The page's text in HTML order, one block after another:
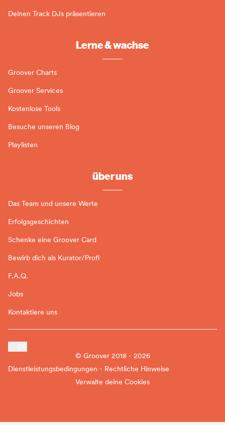
Deinen Track DJs präsentieren
Lerne & wachse
Groover Charts
Groover Services
Kostenlose Tools
Besuche unseren Blog
Playlisten
über uns
Das Team und unsere Werte
Erfolgsgeschichten
Schenke eine Groover Card
Bewirb dich als Kurator/Profi
F.A.Q.
Jobs
Kontaktiere uns
© Groover 2018 - 2026
Dienstleistungsbedingungen - Rechtliche Hinweise
Verwalte deine Cookies